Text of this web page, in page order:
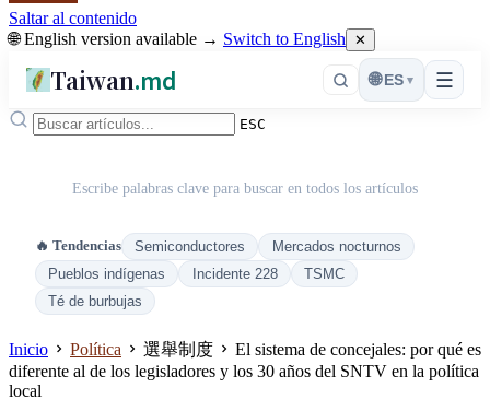
Saltar al contenido
🌐 English version available → Switch to English ✕
Taiwan.md ☰
🌐 ES ▾
ESC
Escribe palabras clave para buscar en todos los artículos
🔥 Tendencias Semiconductores
Mercados nocturnos
Pueblos indígenas
Incidente 228
TSMC
Té de burbujas
Inicio Política 選舉制度
El sistema de concejales: por qué es
diferente al de los legisladores y los 30 años del SNTV en la política
local